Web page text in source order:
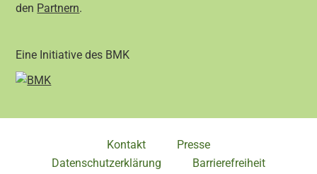
den Partnern.
Eine Initiative des BMK
Kontakt
Presse
Datenschutzerklärung
Barrierefreiheit